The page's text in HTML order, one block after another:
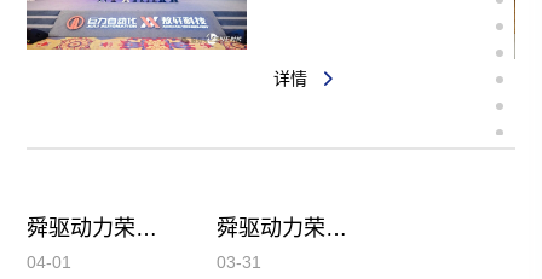
赛第一名
详情
舜驱动力荣获青山工业“交付贡献奖”：保质保量，是对客户信任最好的回应
04-01
舜驱动力荣膺重庆市“专精特新”中小企业称号
03-31